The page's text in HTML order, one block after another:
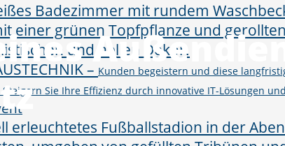
– Kunden begeistern und diese
Steigern Sie Ihre Effizienz durch innovative IT-Lösungen
eines